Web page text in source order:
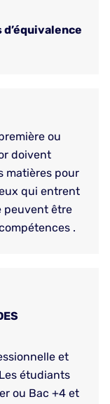
ou
doivent
matières pour
qui entrent
peuvent être
.
et
étudiants
ou Bac +4 et